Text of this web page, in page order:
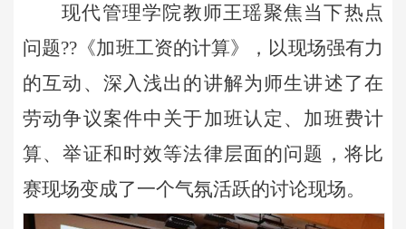
现代管理学院教师王瑶聚焦当下热点
问题??《加班工资的计算》，以现场强有力
的互动、深入浅出的讲解为师生讲述了在
劳动争议案件中关于加班认定、加班费计
算、举证和时效等法律层面的问题，将比
赛现场变成了一个气氛活跃的讨论现场。